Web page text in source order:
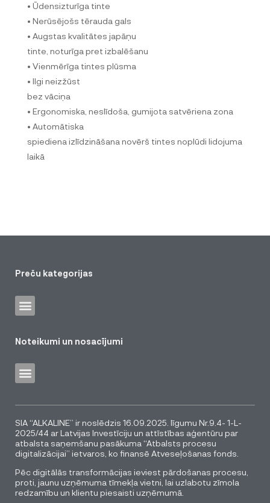
• Ūdensizturīga tinte
• Nerūsējošs tērauda gals
• Augstas kvalitātes japāņu
tinte, noturīga pret izbalēšanu
• Vienmērīga tintes plūsma
• Ilgi neizžūst
bez vāciņa
• Ergonomiska, neslīdoša, gumijota satvēriena zona
• Automātiska
spiediena izlīdzināšana novērš tintes noplūdi lidojuma
laikā
Preču kategorijas
Noteikumi un nosacījumi
SIA “ALKALINE” ir noslēdzis 16.09.2025. līgumu Nr.9.4- 1-L-
2025/44 ar Latvijas Investīciju un attīstības aģentūru par
atbalsta saņemšanu pasākuma “Atbalsts procesu
digitalizācijai” ietvaros, ko finansē Atveseļošanas fonds.
Pēc digitālās transformācijas ieviest pārdošanas procesu,
proti, jaunu uzņēmuma tīmekļa vietni, lai uzlabotu zīmola
redzamību un klientu piesaisti uzņēmumā.